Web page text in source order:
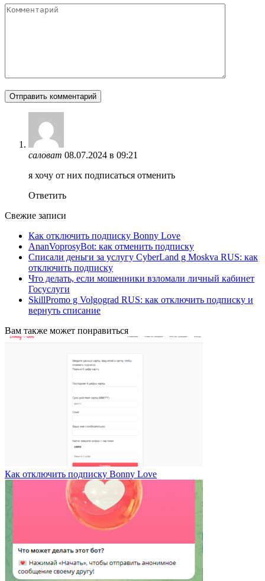
Комментарий
саловат 08.07.2024 в 09:21
я хочу от них подписаться отменить
Ответить
Свежие записи
Как отключить подписку Bonny Love
AnanVoprosyBot: как отменить подписку
Списали деньги за услугу CyberLand g Moskva RUS: как
отключить подписку
Что делать, если мошенники взломали личный кабинет
Госуслуги
SkillPromo g Volgograd RUS: как отключить подписку и
вернуть списание
Вам также может понравиться
Как отключить подписку Bonny Love